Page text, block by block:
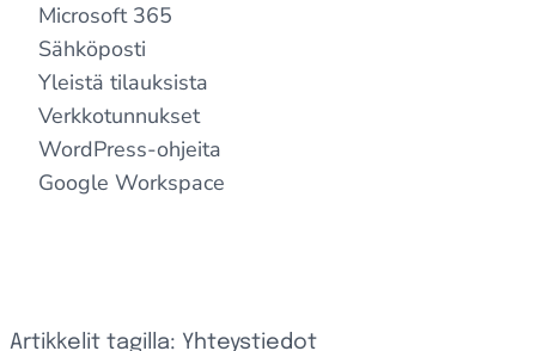
Microsoft 365
Sähköposti
Yleistä tilauksista
Verkkotunnukset
WordPress-ohjeita
Google Workspace
Artikkelit tagilla: Yhteystiedot